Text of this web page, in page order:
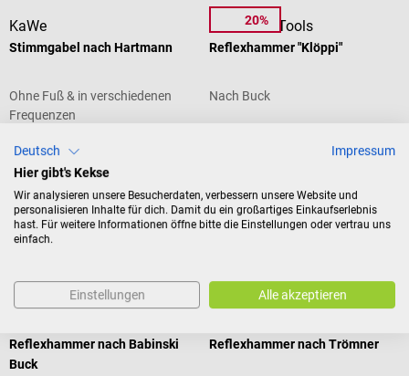
KaWe
Stimmgabel nach Hartmann
Ohne Fuß & in verschiedenen
Frequenzen
abCHF 59.35*
Preise inkl. MwSt. zzgl.
Versandkosten
20%
DocCheck Tools
Reflexhammer "Klöppi"
Nach Buck
CHF 19.40*
Preise inkl. MwSt. zzgl.
Versandkosten
Reflexhammer nach Babinski
Buck
Reflexhammer nach Trömner
Deutsch
Impressum
Hier gibt's Kekse
Wir analysieren unsere Besucherdaten, verbessern unsere Website und
personalisieren Inhalte für dich. Damit du ein großartiges Einkaufserlebnis
hast. Für weitere Informationen öffne bitte die Einstellungen oder vertrau uns
einfach.
Einstellungen Alle akzeptieren